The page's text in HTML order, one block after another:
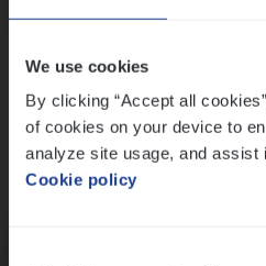
We use cookies
By clicking “Accept all
of cookies on your device to
analyze site usage, and assist
Cookie policy